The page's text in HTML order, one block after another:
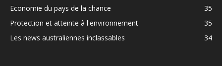
Economie du pays de la chance
35
Protection et atteinte à l'environnement
35
Les news australiennes inclassables
34